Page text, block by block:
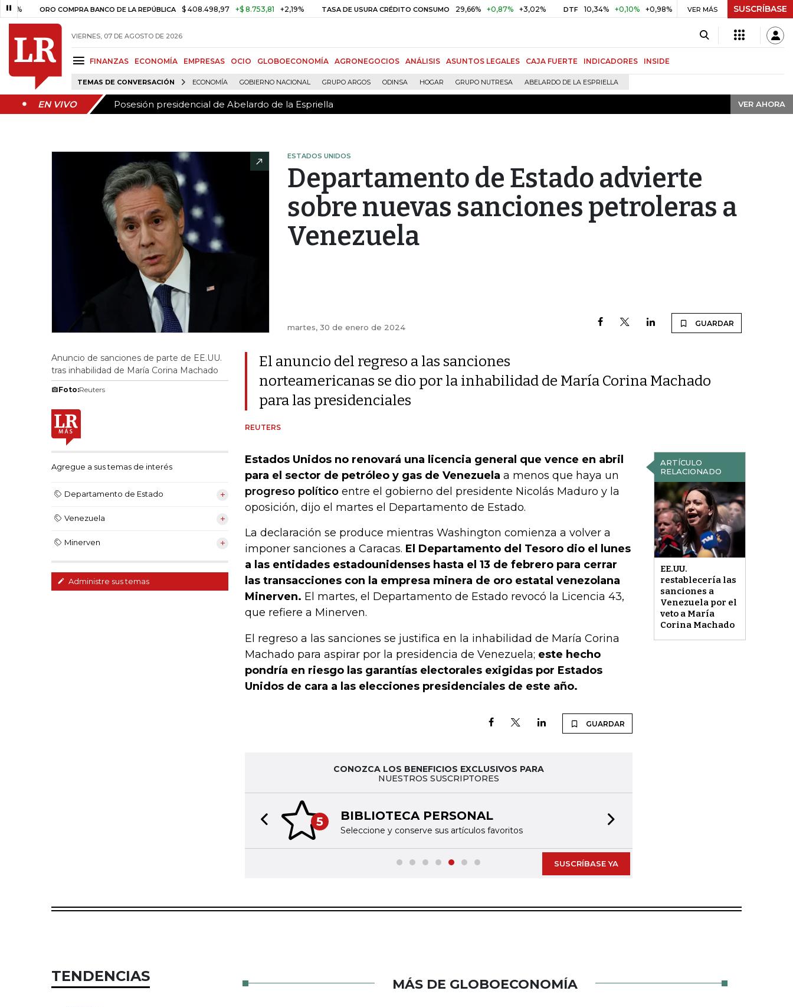
ORO COMPRA BANCO DE LA REPÚBLICA $ 408.498,97 +$ 8.753,81 +2,19% TASA DE USURA CRÉDITO CONSUMO 29,66% +0,87% +3,02% DTF 10,34% +0,10% +0,98% UVR $ 416,91 +$ 0,05 +0,01%
VER MÁS SUSCRÍBASE
VIERNES, 07 DE AGOSTO DE 2026
FINANZAS ECONOMÍA EMPRESAS OCIO GLOBOECONOMÍA AGRONEGOCIOS ANÁLISIS ASUNTOS LEGALES CAJA FUERTE INDICADORES INSIDE
TEMAS DE CONVERSACIÓN ECONOMÍA GOBIERNO NACIONAL GRUPO ARGOS ODINSA HOGAR GRUPO NUTRESA ABELARDO DE LA ESPRIELLA
EN VIVO Posesión presidencial de Abelardo de la Espriella VER AHORA
EN VIVO Posesión presidencial de Abelardo de la Espriella VER AHORA
ESTADOS UNIDOS
Departamento de Estado advierte
sobre nuevas sanciones petroleras a
Venezuela
martes, 30 de enero de 2024 GUARDAR
Anuncio de sanciones de parte de EE.UU.
tras inhabilidad de María Corina Machado
Foto:Reuters
Agregue a sus temas de interés
Departamento de Estado
Venezuela
Minerven
Administre sus temas
El anuncio del regreso a las sanciones
norteamericanas se dio por la inhabilidad de María Corina Machado
para las presidenciales
REUTERS
ARTÍCULO
RELACIONADO
EE.UU.
restablecería las
sanciones a
Venezuela por el
veto a María
Corina Machado
Estados Unidos no renovará una licencia general que vence en abril
para el sector de petróleo y gas de Venezuela a menos que haya un
progreso político entre el gobierno del presidente Nicolás Maduro y la
oposición, dijo el martes el Departamento de Estado.
La declaración se produce mientras Washington comienza a volver a
imponer sanciones a Caracas. El Departamento del Tesoro dio el lunes
a las entidades estadounidenses hasta el 13 de febrero para cerrar
las transacciones con la empresa minera de oro estatal venezolana
Minerven. El martes, el Departamento de Estado revocó la Licencia 43,
que refiere a Minerven.
El regreso a las sanciones se justifica en la inhabilidad de María Corina
Machado para aspirar por la presidencia de Venezuela; este hecho
pondría en riesgo las garantías electorales exigidas por Estados
Unidos de cara a las elecciones presidenciales de este año.
GUARDAR
CONOZCA LOS BENEFICIOS EXCLUSIVOS PARA
NUESTROS SUSCRIPTORES
5 BIBLIOTECA PERSONAL
Seleccione y conserve sus artículos favoritos
Previous slide
SUSCRÍBASE YA
TENDENCIAS MÁS DE GLOBOECONOMÍA